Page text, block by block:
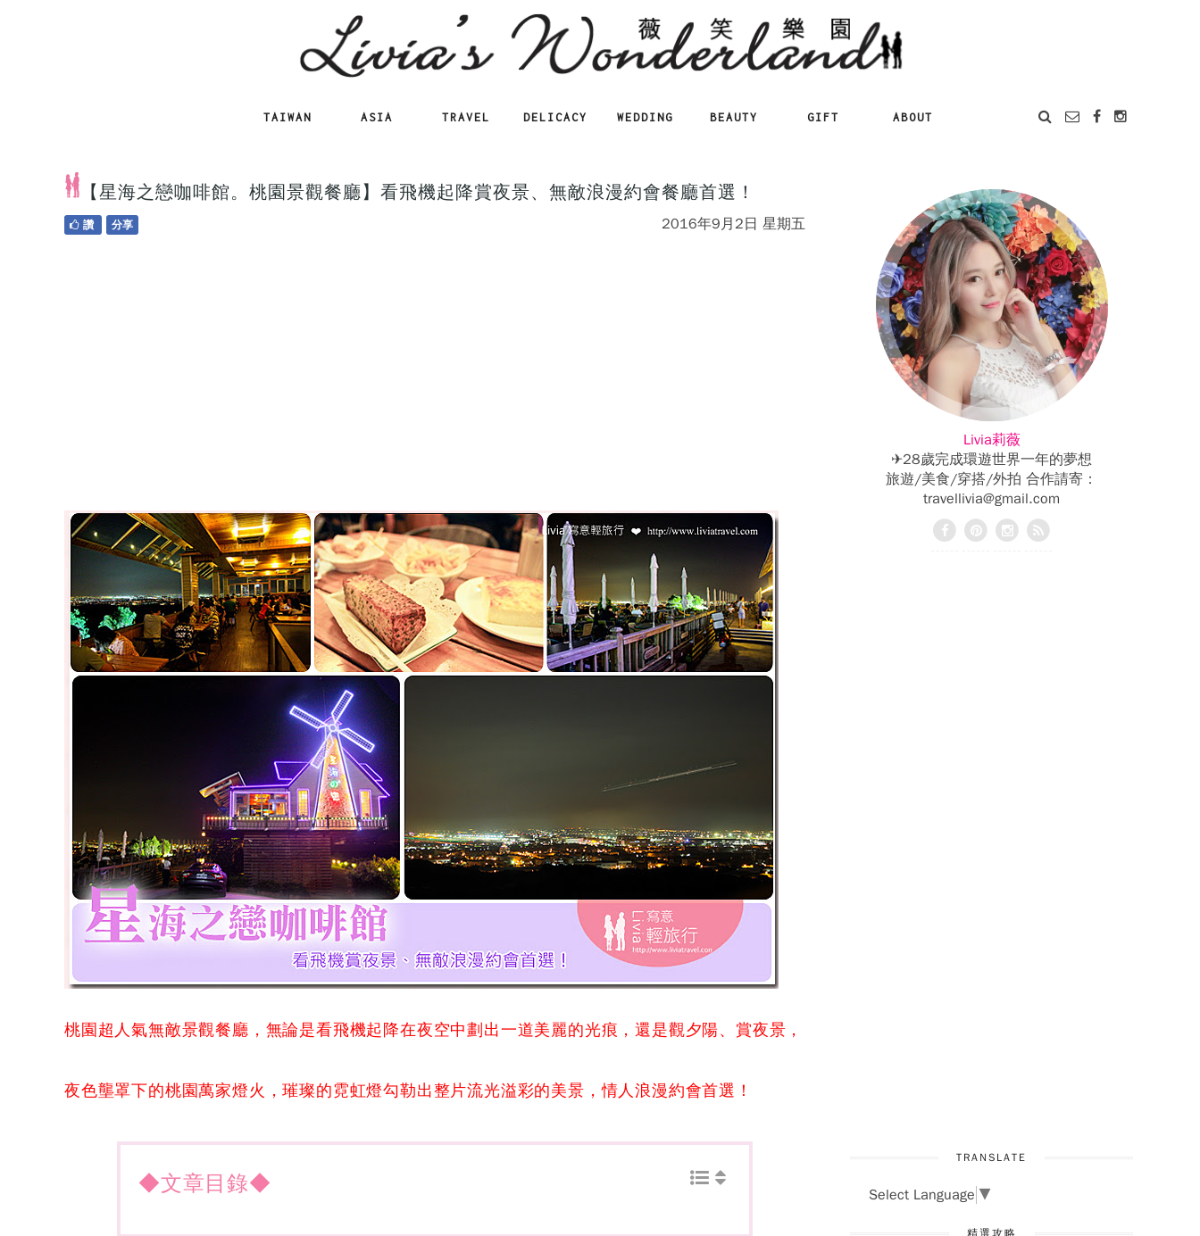
TAIWAN ASIA TRAVEL DELICACY WEDDING BEAUTY GIFT ABOUT
【星海之戀咖啡館。桃園景觀餐廳】看飛機起降賞夜景、無敵浪漫約會餐廳首選！
2016年9月2日 星期五
讚 分享
桃園超人氣無敵景觀餐廳，無論是看飛機起降在夜空中劃出一道美麗的光痕，還是觀夕陽、賞夜景，
夜色壟罩下的桃園萬家燈火，璀璨的霓虹燈勾勒出整片流光溢彩的美景，情人浪漫約會首選！
◆文章目錄◆
Livia莉薇
✈28歲完成環遊世界一年的夢想
旅遊/美食/穿搭/外拍 合作請寄：
travellivia@gmail.com
TRANSLATE
Select Language ▼